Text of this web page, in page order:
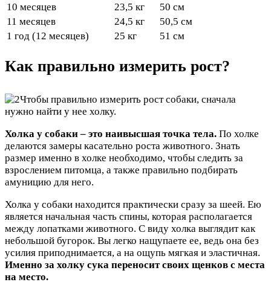
10 месяцев 23,5 кг
50 см
11 месяцев
24,5 кг
50,5 см
1 год (12 месяцев)
25 кг 51 см
Как правильно измерить рост?
Чтобы правильно измерить рост собаки, сначала
нужно найти у нее холку.
Холка у собаки – это наивысшая точка тела. По холке
делаются замеры касательно роста животного. Знать
размер именно в холке необходимо, чтобы следить за
взрослением питомца, а также правильно подбирать
амуницию для него.
Холка у собаки находится практически сразу за шеей. Ею
является начальная часть спины, которая располагается
между лопатками животного. С виду холка выглядит как
небольшой бугорок. Вы легко нащупаете ее, ведь она без
усилия приподнимается, а на ощупь мягкая и эластичная.
Именно за холку сука переносит своих щенков с места
на место.